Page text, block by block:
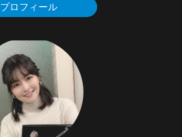
プロフィール